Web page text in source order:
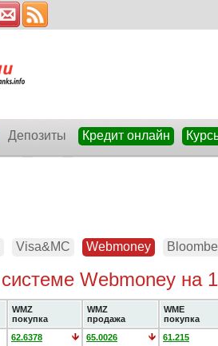
Депозиты Кредит онлайн
Visa&MC Webmoney
Webmoney на
WMZ
покупка
WMZ
продажа
WME
покупка
62.6378 65.0026 61.215